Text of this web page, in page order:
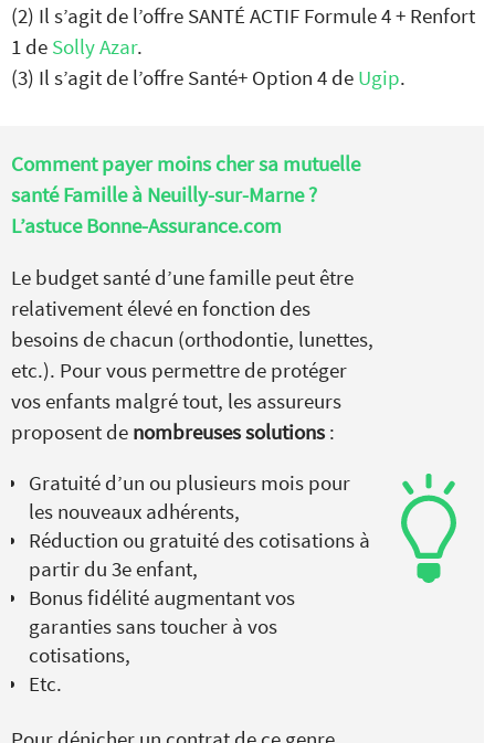
(2) Il s’agit de l’offre SANTÉ ACTIF Formule 4 + Renfort
1 de Solly Azar.
(3) Il s’agit de l’offre Santé+ Option 4 de Ugip.
Comment payer moins cher sa mutuelle
santé Famille à Neuilly-sur-Marne ?
L’astuce Bonne-Assurance.com
Le budget santé d’une famille peut être
relativement élevé en fonction des
besoins de chacun (orthodontie, lunettes,
etc.). Pour vous permettre de protéger
vos enfants malgré tout, les assureurs
proposent de nombreuses solutions :
Gratuité d’un ou plusieurs mois pour
les nouveaux adhérents,
Réduction ou gratuité des cotisations à
partir du 3e enfant,
Bonus fidélité augmentant vos
garanties sans toucher à vos
cotisations,
Etc.